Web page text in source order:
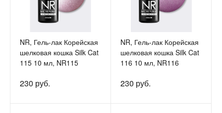
NR, Гель-лак Корейская
шелковая кошка Silk Cat
115 10 мл, NR115
230 руб.
NR, Гель-лак Корейская
шелковая кошка Silk Cat
116 10 мл, NR116
230 руб.